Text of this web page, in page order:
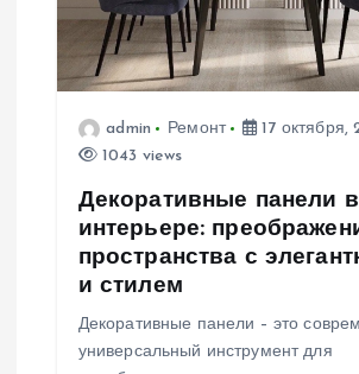
admin Ремонт
17 октября,
1043 views
Декоративные панели в
интерьере:
пространства с
и стилем
Декоративные панели – это
универсальный инструмент для